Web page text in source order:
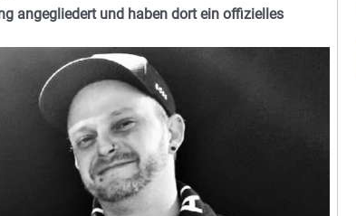
angegliedert und haben dort ein offizielles